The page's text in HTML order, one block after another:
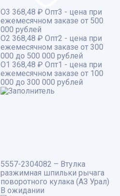
О3 368,48 ₽ Опт3 - цена при
ежемесячном заказе от 500
000 рублей
О2 368,48 ₽ Опт2 - цена при
ежемесячном заказе от 300
000 до 500 000 рублей
О1 368,48 ₽ Опт1 - цена при
ежемесячном заказе от 100
000 до 300 000 рублей
5557-2304082 – Втулка
разжимная шпильки рычага
поворотного кулака (АЗ Урал)
В ожидании